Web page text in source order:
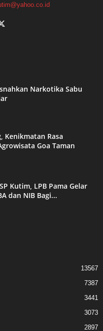
Narkotika Sabu
Kenikmatan Rasa
Goa Taman
Kutim, LPB Pama Gelar
dan NIB Bagi...
13567
7387
3441
3073
2897